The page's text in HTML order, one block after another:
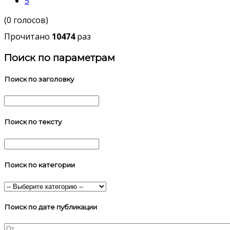
(0 голосов)
Прочитано 10474раз
Поиск по параметрам
Поиск по заголовку
Поиск по тексту
Поиск по категории
Поиск по дате публикации